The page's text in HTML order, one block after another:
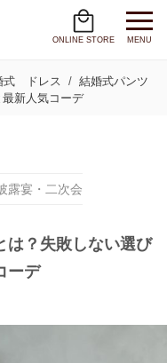
ONLINE STORE MENU
式 ドレス
結婚式パンツ
新人気コーデ
露宴・二次会
は？失敗しない選び
ーデ